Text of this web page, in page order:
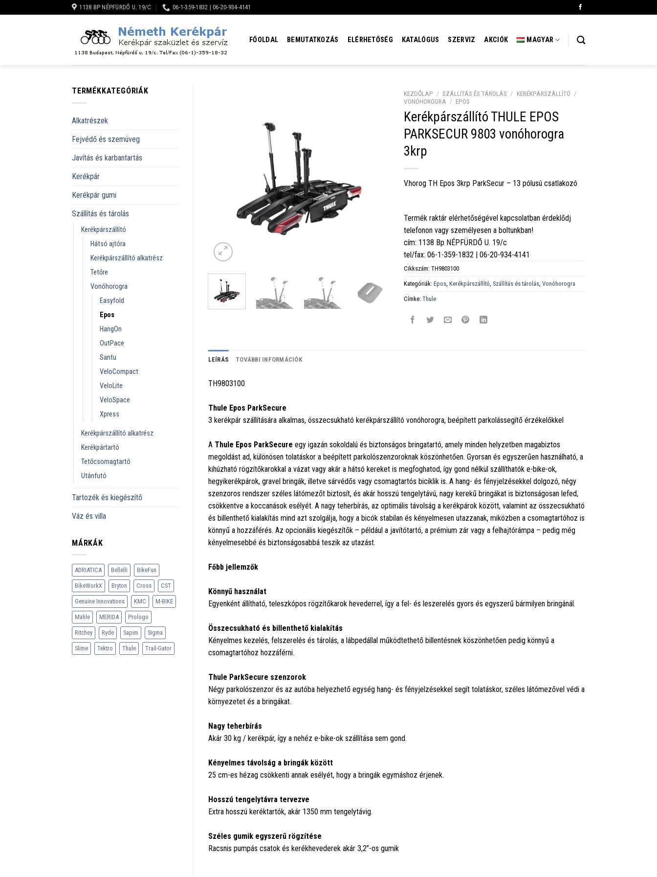
to
1138 BP NÉPFÜRDŐ U. 19/C 06-1-359-1832 | 06-20-934-4141
FŐOLDAL BEMUTATKOZÁS ELÉRHETŐSÉG KATALÓGUS SZERVIZ AKCIÓK MAGYAR
TERMÉKKATEGÓRIÁK
Alkatrészek
Fejvédő és szemüveg
Javítás és karbantartás
Kerékpár
Kerékpár gumi
Szállítás és tárolás
Kerékpárszállító
Hátsó ajtóra
Kerékpárszállító alkatrész
Tetőre
Vonóhorogra
Easyfold
Epos
HangOn
OutPace
Santu
VeloCompact
VeloLite
VeloSpace
Xpress
Kerékpárszállító alkatrész
Kerékpártartó
Tetőcsomagtartó
Utánfutó
Tartozék és kiegészítő
Váz és villa
MÁRKÁK
ADRIATICA Bellelli BikeFun
BikeWorkX Bryton Cross CST
Genuine Innovations KMC M-BIKE
Mahle MERIDA Prologo
Ritchey Ryde Sapim Sigma
Slime Tektro Thule Trail-Gator
KEZDŐLAP / SZÁLLÍTÁS ÉS TÁROLÁS / KERÉKPÁRSZÁLLÍTÓ /
VONÓHOROGRA / EPOS
Kerékpárszállító THULE EPOS
PARKSECUR 9803 vonóhorogra
3krp
V.horog TH Epos 3krp ParkSecur – 13 pólusú csatlakozó
Termék raktár elérhetőségével kapcsolatban érdeklődj
telefonon vagy személyesen a boltunkban!
cím: 1138 Bp NÉPFÜRDŐ U. 19/c
tel/fax: 06-1-359-1832 | 06-20-934-4141
Cikkszám:TH9803100
Kategóriák:Epos ,Kerékpárszállító Szállítás és tárolás ,Vonóhorogra
Címke:Thule
LEÍRÁS TOVÁBBI INFORMÁCIÓK
TH9803100
Thule Epos ParkSecure
3 kerékpár szállítására alkalmas, összecsukható kerékpárszállító vonóhorogra, beépített parkolássegítő érzékelőkkel
A Thule Epos ParkSecure egy igazán sokoldalú és biztonságos bringatartó, amely minden helyzetben magabiztos
megoldást ad, különösen tolatáskor a beépített parkolószenzoroknak köszönhetően. Gyorsan és egyszerűen használható, a
kihúzható rögzítőkarokkal a vázat vagy akár a hátsó kereket is megfoghatod, így gond nélkül szállíthatók e-bike-ok,
hegyikerékpárok, gravel bringák, illetve sárvédős vagy csomagtartós biciklik is. A hang- és fényjelzésekkel dolgozó, négy
szenzoros rendszer széles látómezőt biztosít, és akár hosszú tengelytávú, nagy kerekű bringákat is biztonságosan lefed,
csökkentve a koccanások esélyét. A nagy teherbírás, az optimális távolság a kerékpárok között, valamint az összecsukható
és billenthető kialakítás mind azt szolgálja, hogy a bicók stabilan és kényelmesen utazzanak, miközben a csomagtartóhoz is
könnyű a hozzáférés. Az opcionális kiegészítők – például a javítótartó, a prémium zár vagy a felhajtórámpa – pedig még
kényelmesebbé és biztonságosabbá teszik az utazást.
Főbb jellemzők
Könnyű használat
Egyenként állítható, teleszkópos rögzítőkarok hevederrel, így a fel- és leszerelés gyors és egyszerű bármilyen bringánál.
Összecsukható és billenthető kialakítás
Kényelmes kezelés, felszerelés és tárolás, a lábpedállal működtethető billentésnek köszönhetően pedig könnyű a
csomagtartóhoz hozzáférni.
Thule ParkSecure szenzorok
Négy parkolószenzor és az autóba helyezhető egység hang- és fényjelzésekkel segít tolatáskor, széles látómezővel védi a
környezetet és a bringákat.
Nagy teherbírás
Akár 30 kg / kerékpár, így a nehéz e-bike-ok szállítása sem gond.
Kényelmes távolság a bringák között
25 cm-es hézag csökkenti annak esélyét, hogy a bringák egymáshoz érjenek.
Hosszú tengelytávra tervezve
Extra hosszú keréktartók, akár 1350 mm tengelytávig.
Széles gumik egyszerű rögzítése
Racsnis pumpás csatok és kerékhevederek akár 3,2”-os gumik